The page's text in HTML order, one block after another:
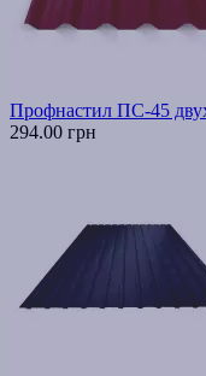
Профнастил ПС-45
294.00 грн